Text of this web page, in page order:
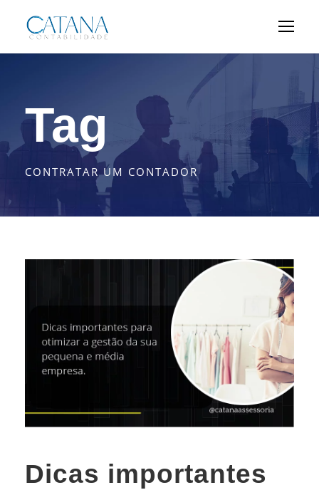
Tag
CONTRATAR UM CONTADOR
Dicas importantes